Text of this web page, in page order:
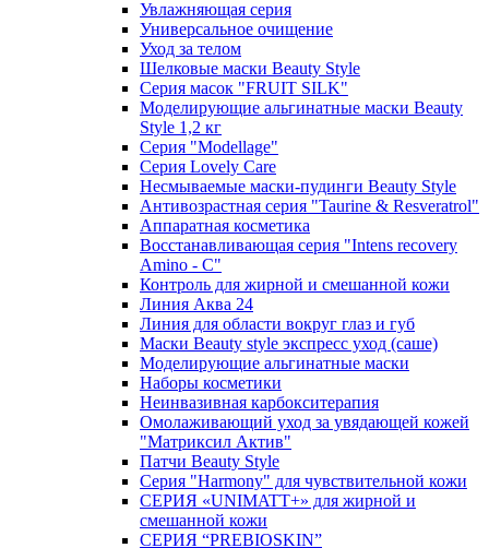
Увлажняющая серия
Универсальное очищение
Уход за телом
Шелковые маски Beauty Style
Серия масок "FRUIT SILK"
Моделирующие альгинатные маски Beauty
Style 1,2 кг
Серия "Modellage"
Cерия Lovely Care
Несмываемые маски-пудинги Beauty Style
Антивозрастная серия "Taurine & Resveratrol"
Аппаратная косметика
Восстанавливающая серия "Intens recovery
Amino - C"
Контроль для жирной и смешанной кожи
Линия Аква 24
Линия для области вокруг глаз и губ
Маски Beauty style экспресс уход (саше)
Моделирующие альгинатные маски
Наборы косметики
Неинвазивная карбокситерапия
Омолаживающий уход за увядающей кожей
"Матриксил Актив"
Патчи Beauty Style
Серия "Harmony" для чувствительной кожи
СЕРИЯ «UNIMATT+» для жирной и
смешанной кожи
СЕРИЯ “PREBIOSKIN”